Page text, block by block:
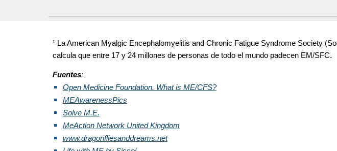
¹La American Myalgic Encephalomyelitis and Chronic Fatigue Syndrome Society
calcula que entre 17 y 24 millones de personas de todo el mundo padecen EM/SFC.
Fuentes:
Open Medicine Foundation. What is ME/CFS?
MEAwarenessPics
Solve M.E.
MeAction Network United Kingdom
www.dragonfliesanddreams.net